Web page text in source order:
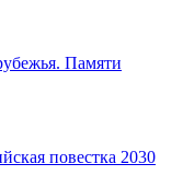
Памяти
повестка 2030